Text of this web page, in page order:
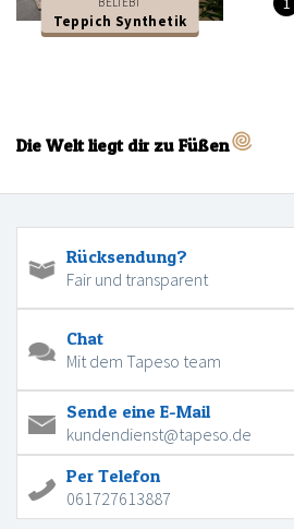
Teppich Synthetik
Die Welt liegt dir zu Füßen
Rücksendung?
Fair und transparent
Chat
Mit dem Tapeso team
Sende eine E-Mail
kundendienst@tapeso.de
Per Telefon
061727613887